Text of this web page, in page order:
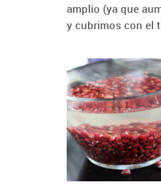
amplio (ya que
y cubrimos con el